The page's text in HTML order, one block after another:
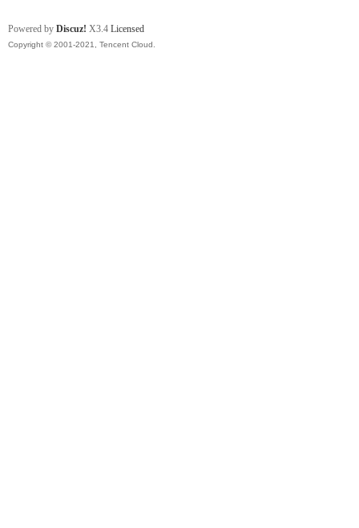
Powered by Discuz! X3.4 Licensed
Copyright © 2001-2021, Tencent Cloud.